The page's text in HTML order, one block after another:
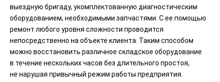
выездную бригаду, укомплектованную диагностическим
оборудованием, необходимыми запчастями. С ее помощью
ремонт любого уровня сложности проводится
непосредственно на объекте клиента. Таким способом
можно восстановить различное складское оборудование
в течение нескольких часов без длительного простоя,
не нарушая привычный режим работы предприятия.